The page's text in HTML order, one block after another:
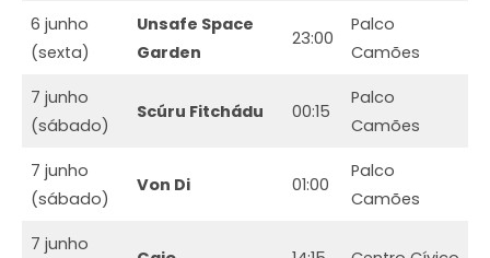
6 junho
(sexta)
Unsafe Space
Garden
23:00
Palco
Camões
7 junho
(sábado)
Scúru Fitchádu 00:15
Palco
Camões
7 junho
(sábado)
Von Di 01:00
Palco
Camões
7 junho